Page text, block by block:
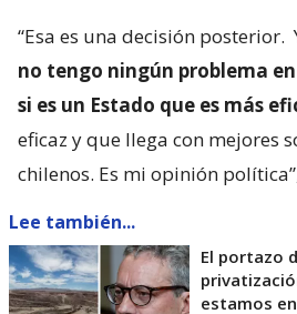
“Esa es una decisión posterior.
no tengo ningún problema
si es un Estado que es más
eficaz y que llega con mejores
chilenos. Es mi opinión
Lee también...
El portazo
estamos